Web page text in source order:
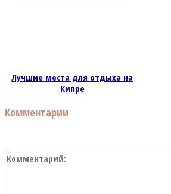
Лучшие места для отдыха на
Кипре
Комментарии